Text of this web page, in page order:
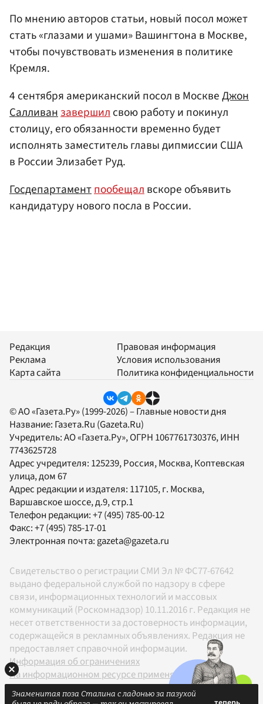
По мнению авторов статьи, новый посол может
стать «глазами и ушами» Вашингтона в Москве,
чтобы почувствовать изменения в политике
Кремля.
4 сентября американский посол в МосквеДжон
Салливанзавершилсвою работу и покинул
столицу, его обязанности временно будет
исполнять заместитель главы дипмиссии США
в России Элизабет Руд.
Госдепартаментпообещалвскоре объявить
кандидатуру нового посла в России.
Редакция
Реклама
Карта сайта
Правовая информация
Условия использования
Политика конфиденциальности
© АО «Газета.Ру» (1999-2026) – Главные новости дня
Название: Газета.Ru (Gazeta.Ru)
Учредитель:АО «Газета.Ру», ОГРН 1067761730376, ИНН
7743625728
Адрес учредителя: 125239, Россия, Москва, Коптевская
улица, дом 67
Адрес редакции и издателя: 117105, г. Москва,
Варшавское шоссе, д.9, стр.1
Телефон редакции:+7 (495) 785-00-12
Факс:+7 (495) 785-17-01
Электронная почта: gazeta@gazeta.ru
Свидетельство о регистрации СМИ Эл № ФС77-67642
выдано федеральной службой по надзору в сфере
связи, информационных технологий и массовых
коммуникаций (Роскомнадзор) 10.11.2016 г. Редакция не
несет ответственности за достоверность информации,
содержащейся в рекламных объявлениях. Редакция не
предоставляет справочной информации.
Информация об ограничениях
На информационном ресурсе применяются
рекомендательные технологии в соответствии с
Правилами
Знаменитая поза Сталина с ладонью за пазухой